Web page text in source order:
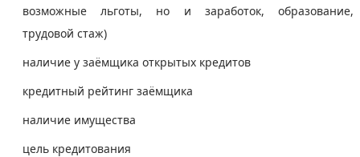
возможные льготы, но и заработок, образование,
трудовой стаж)
наличие у заёмщика открытых кредитов
кредитный рейтинг заёмщика
наличие имущества
цель кредитования